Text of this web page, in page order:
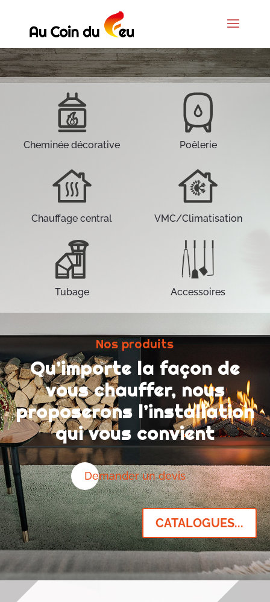
Cheminée décorative Poêlerie
Chauffage central VMC/Climatisation
Tubage Accessoires
Nos produits
Qu’importe la façon de
vous chauffer, nous
proposerons l’installation
qui vous convient
Demander un devis
CATALOGUES...